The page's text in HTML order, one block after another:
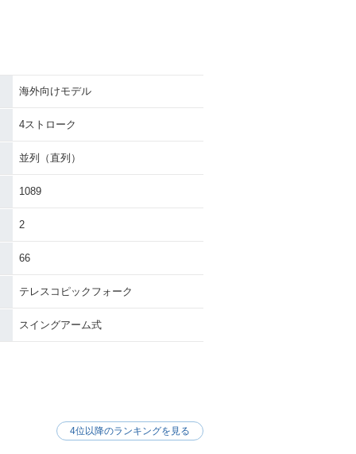
海外向けモデル
4ストローク
並列（直列）
1089
2
66
テレスコピックフォーク
スイングアーム式
4位以降のランキングを見る